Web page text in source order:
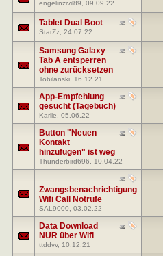
engelinzivil89 , 09.09.22
Tablet Dual Boot
StarZz , 24.07.22
Samsung Galaxy
Tab A entsperren
ohne zurücksetzen
Tobilanski , 16.12.21
App-Empfehlung
gesucht (Tagebuch)
Karlle , 05.06.22
Button "Neuen
Kontakt
hinzufügen" ist weg
Thunderbird696 , 10.04.22
Zwangsbenachrichtigung
Wifi Call Notrufe
SAL9000 , 03.02.22
Data Download
NUR über Wifi
ttddvv, 10.12.21